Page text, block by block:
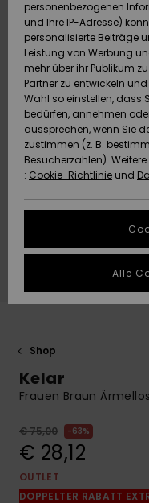
SNOW
DOPPELTER
RABATT
HILFE & KONTAKT
NACHHALTIGKEIT
WUNSCHLISTE
Shop
Kelar
Frauen Braun
€ 75,00 63%
€ 28,12
OUTLET
DOPPELTER RABATT
personenbezogenen
und Ihre IP-Adresse)
personalisierte Beiträge
Leistung von Werbung
mehr über ihr Publikum
Partner zu entwickeln
Wahl so einstellen, dass
bedürfen, annehmen
aussprechen, wenn Sie
zustimmen (z. B.
Besucherzahlen).
: Cookie-Richtlinie und
Alle